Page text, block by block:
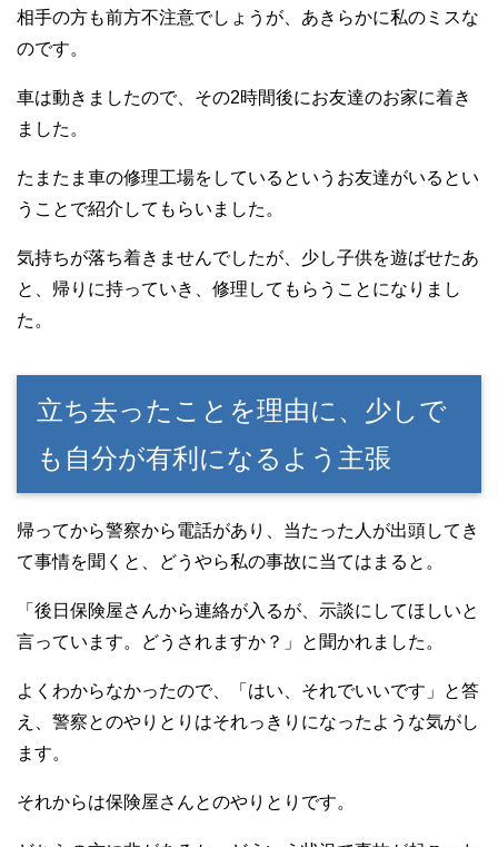
相手の方も前方不注意でしょうが、あきらかに私のミスな
のです。
車は動きましたので、その2時間後にお友達のお家に着き
ました。
たまたま車の修理工場をしているというお友達がいるとい
うことで紹介してもらいました。
気持ちが落ち着きませんでしたが、少し子供を遊ばせたあ
と、帰りに持っていき、修理してもらうことになりまし
た。
立ち去ったことを理由に、少しで
も自分が有利になるよう主張
帰ってから警察から電話があり、当たった人が出頭してき
て事情を聞くと、どうやら私の事故に当てはまると。
「後日保険屋さんから連絡が入るが、示談にしてほしいと
言っています。どうされますか？」と聞かれました。
よくわからなかったので、「はい、それでいいです」と答
え、警察とのやりとりはそれっきりになったような気がし
ます。
それからは保険屋さんとのやりとりです。